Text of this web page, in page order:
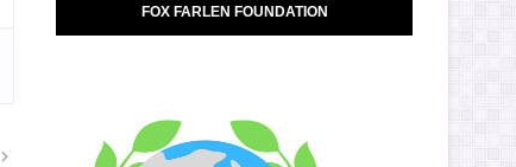
FOX FARLEN FOUNDATION